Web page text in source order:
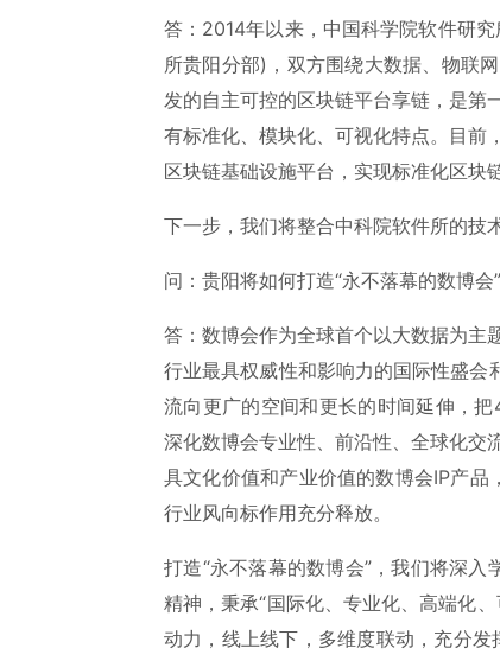
答：2014年以来，中国科学院软件研
所贵阳分部)，双方围绕大数据、物联
发的自主可控的区块链平台享链，是第
有标准化、模块化、可视化特点。目前
区块链基础设施平台，实现标准化区块
下一步，我们将整合中科院软件所的技
问：贵阳将如何打造“永不落幕的数博会
答：数博会作为全球首个以大数据为主
行业最具权威性和影响力的国际性盛会
流向更广的空间和更长的时间延伸，
深化数博会专业性、前沿性、全球化交
具文化价值和产业价值的数博会IP产品
行业风向标作用充分释放。
打造“永不落幕的数博会”，我们将深
精神，秉承“国际化、专业化、高端化
动力，线上线下，多维度联动，充分